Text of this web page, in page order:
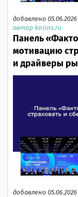
добавлено 05.06.2026
автор korins.ru
Панель
мотивацию
и драйверы
добавлено 05.06.2026